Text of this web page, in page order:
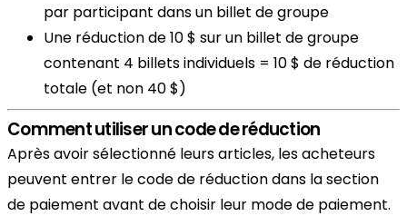
par participant dans un billet de groupe
Une réduction de 10 $ sur un billet de groupe
contenant 4 billets individuels = 10 $ de réduction
totale (et non 40 $)
Comment utiliser un code de réduction
Après avoir sélectionné leurs articles, les acheteurs
peuvent entrer le code de réduction dans la section
de paiement avant de choisir leur mode de paiement.